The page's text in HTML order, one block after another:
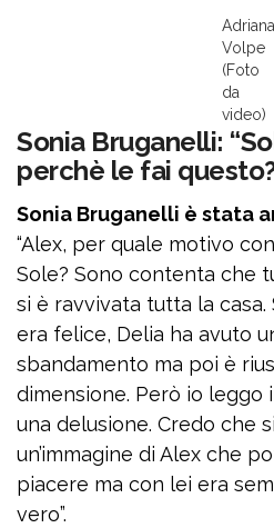
Adriana
Volpe
(Foto
da
video)
Sonia Bruganelli:
perchè le fai
Sonia Bruganelli è stata
“Alex, per quale motivo
Sole? Sono contenta che
si è ravvivata tutta la
era felice, Delia ha avuto
sbandamento ma poi è
dimensione. Però io leggo
una delusione. Credo che
un’immagine di Alex che
piacere ma con lei era
vero”.